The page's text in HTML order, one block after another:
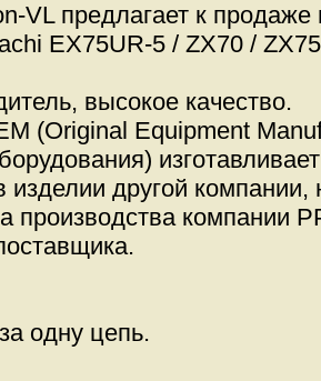
VL предлагает к
EX75UR-5 / ZX70 / ZX75
высокое качество.
(Original Equipment
изделии другой компании,
производства компании
одну цепь.